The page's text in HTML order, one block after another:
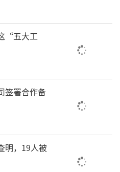
“五大工
签署合作备
明，19人被